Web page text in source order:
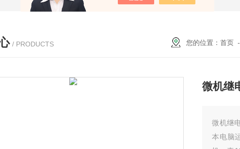
/ PRODUCTS 您的位置： 首页 -
微机继
微机继
本电脑